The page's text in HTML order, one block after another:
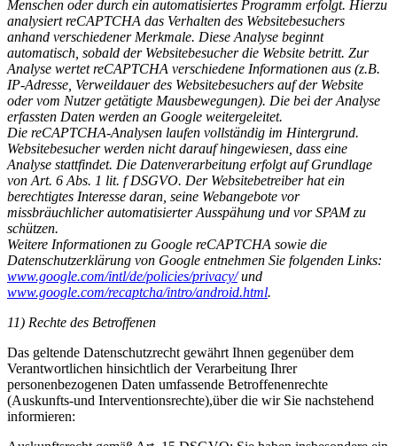
Menschen oder durch ein automatisiertes Programm erfolgt. Hierzu
analysiert reCAPTCHA das Verhalten des Websitebesuchers
anhand verschiedener Merkmale. Diese Analyse beginnt
automatisch, sobald der Websitebesucher die Website betritt. Zur
Analyse wertet reCAPTCHA verschiedene Informationen aus (z.B.
IP-Adresse, Verweildauer des Websitebesuchers auf der Website
oder vom Nutzer getätigte Mausbewegungen). Die bei der Analyse
erfassten Daten werden an Google weitergeleitet.
Die reCAPTCHA-Analysen laufen vollständig im Hintergrund.
Websitebesucher werden nicht darauf hingewiesen, dass eine
Analyse stattfindet. Die Datenverarbeitung erfolgt auf Grundlage
von Art. 6 Abs. 1 lit. f DSGVO. Der Websitebetreiber hat ein
berechtigtes Interesse daran, seine Webangebote vor
missbräuchlicher automatisierter Ausspähung und vor SPAM zu
schützen.
Weitere Informationen zu Google reCAPTCHA sowie die
Datenschutzerklärung von Google entnehmen Sie folgenden Links:
www.google.com/intl/de/policies/privacy/und
www.google.com/recaptcha/intro/android.html.
11) Rechte des Betroffenen
Das geltende Datenschutzrecht gewährt Ihnen gegenüber dem
Verantwortlichen hinsichtlich der Verarbeitung Ihrer
personenbezogenen Daten umfassende Betroffenenrechte
(Auskunfts-und Interventionsrechte),über die wir Sie nachstehend
informieren: